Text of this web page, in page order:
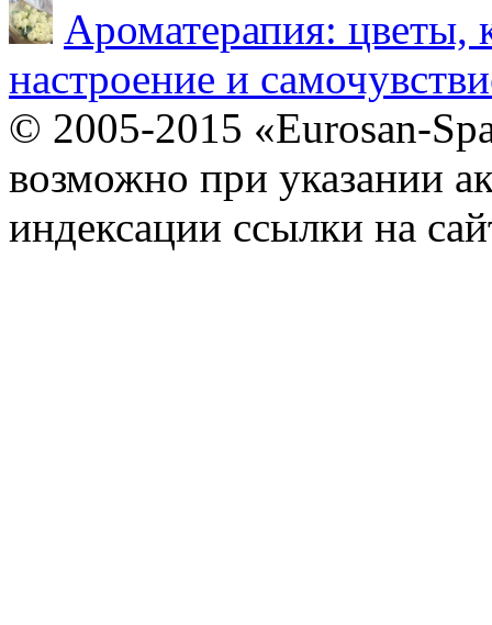
Ароматерапия: цветы,
настроение и
© 2005-2015 «Eurosan-
возможно при указании
индексации ссылки на